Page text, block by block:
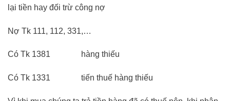
lại tiền hay đối trừ công nợ
Nợ Tk 111, 112, 331,…
Có Tk 1381 hàng thiếu
Có Tk 1331 tiến thuế hàng thiếu